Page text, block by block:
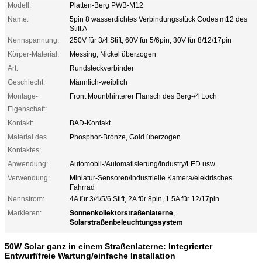
Modell:
Platten-Berg PWB-M12
Name:
5pin 8 wasserdichtes Verbindungsstück Codes m12 des
Stift A
Nennspannung:
250V für 3/4 Stift, 60V für 5/6pin, 30V für 8/12/17pin
Körper-Material:
Messing, Nickel überzogen
Art:
Rundsteckverbinder
Geschlecht:
Männlich-weiblich
Montage-
Eigenschaft:
Front Mount/hinterer Flansch des Berg-/4 Loch
Kontakt:
BAD-Kontakt
Material des
Kontaktes:
Phosphor-Bronze, Gold überzogen
Anwendung:
Automobil-/Automatisierung/industry/LED usw.
Verwendung:
Miniatur-Sensoren/industrielle Kamera/elektrisches
Fahrrad
Nennstrom:
4A für 3/4/5/6 Stift, 2A für 8pin, 1.5A für 12/17pin
Markieren:
Sonnenkollektorstraßenlaterne,
Solarstraßenbeleuchtungssystem
50W Solar ganz in einem Straßenlaterne: Integrierter
Entwurf/freie Wartung/einfache Installation